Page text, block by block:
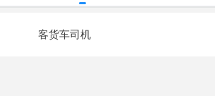
客货车司机